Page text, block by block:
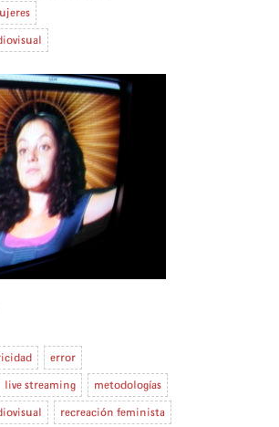
error
live streaming metodologías
recreación feminista